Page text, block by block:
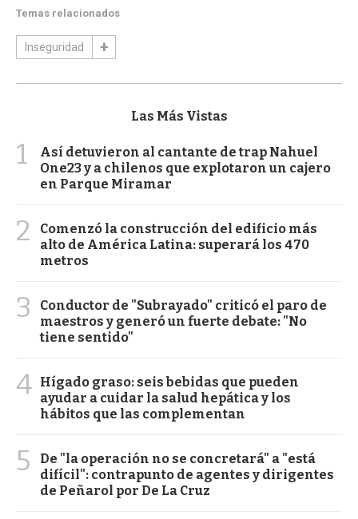
Temas relacionados
Inseguridad
Las Más Vistas
1
Así detuvieron al cantante de trap Nahuel
One23 y a chilenos que explotaron un cajero
en Parque Miramar
2
Comenzó la construcción del edificio más
alto de América Latina: superará los 470
metros
3
Conductor de "Subrayado" criticó el paro de
maestros y generó un fuerte debate: "No
tiene sentido"
4 Hígado graso: seis bebidas que pueden
ayudar a cuidar la salud hepática y los
hábitos que las complementan
5
De "la operación no se concretará" a "está
difícil": contrapunto de agentes y dirigentes
de Peñarol por De La Cruz